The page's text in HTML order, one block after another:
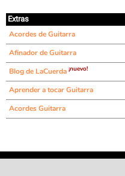
Extras
Acordes de Guitarra
Afinador de Guitarra
Blog de LaCuerda ¡nuevo!
Aprender a tocar Guitarra
Acordes Guitarra